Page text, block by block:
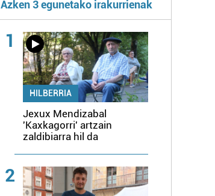
Azken 3 egunetako irakurrienak
1
HILBERRIA
Jexux Mendizabal
'Kaxkagorri' artzain
zaldibiarra hil da
2